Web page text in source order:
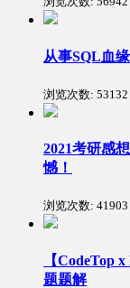
从事SQL血
浏览次数: 53132
2021考研感
憾！
浏览次数: 41903
【CodeTop
题题解